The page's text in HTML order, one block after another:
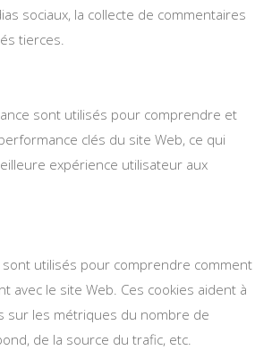
sociaux, la collecte de commentaires
tierces.
sont utilisés pour comprendre et
clés du site Web, ce qui
expérience utilisateur aux
sont utilisés pour comprendre comment
avec le site Web. Ces cookies aident à
sur les métriques du nombre de
de la source du trafic, etc.